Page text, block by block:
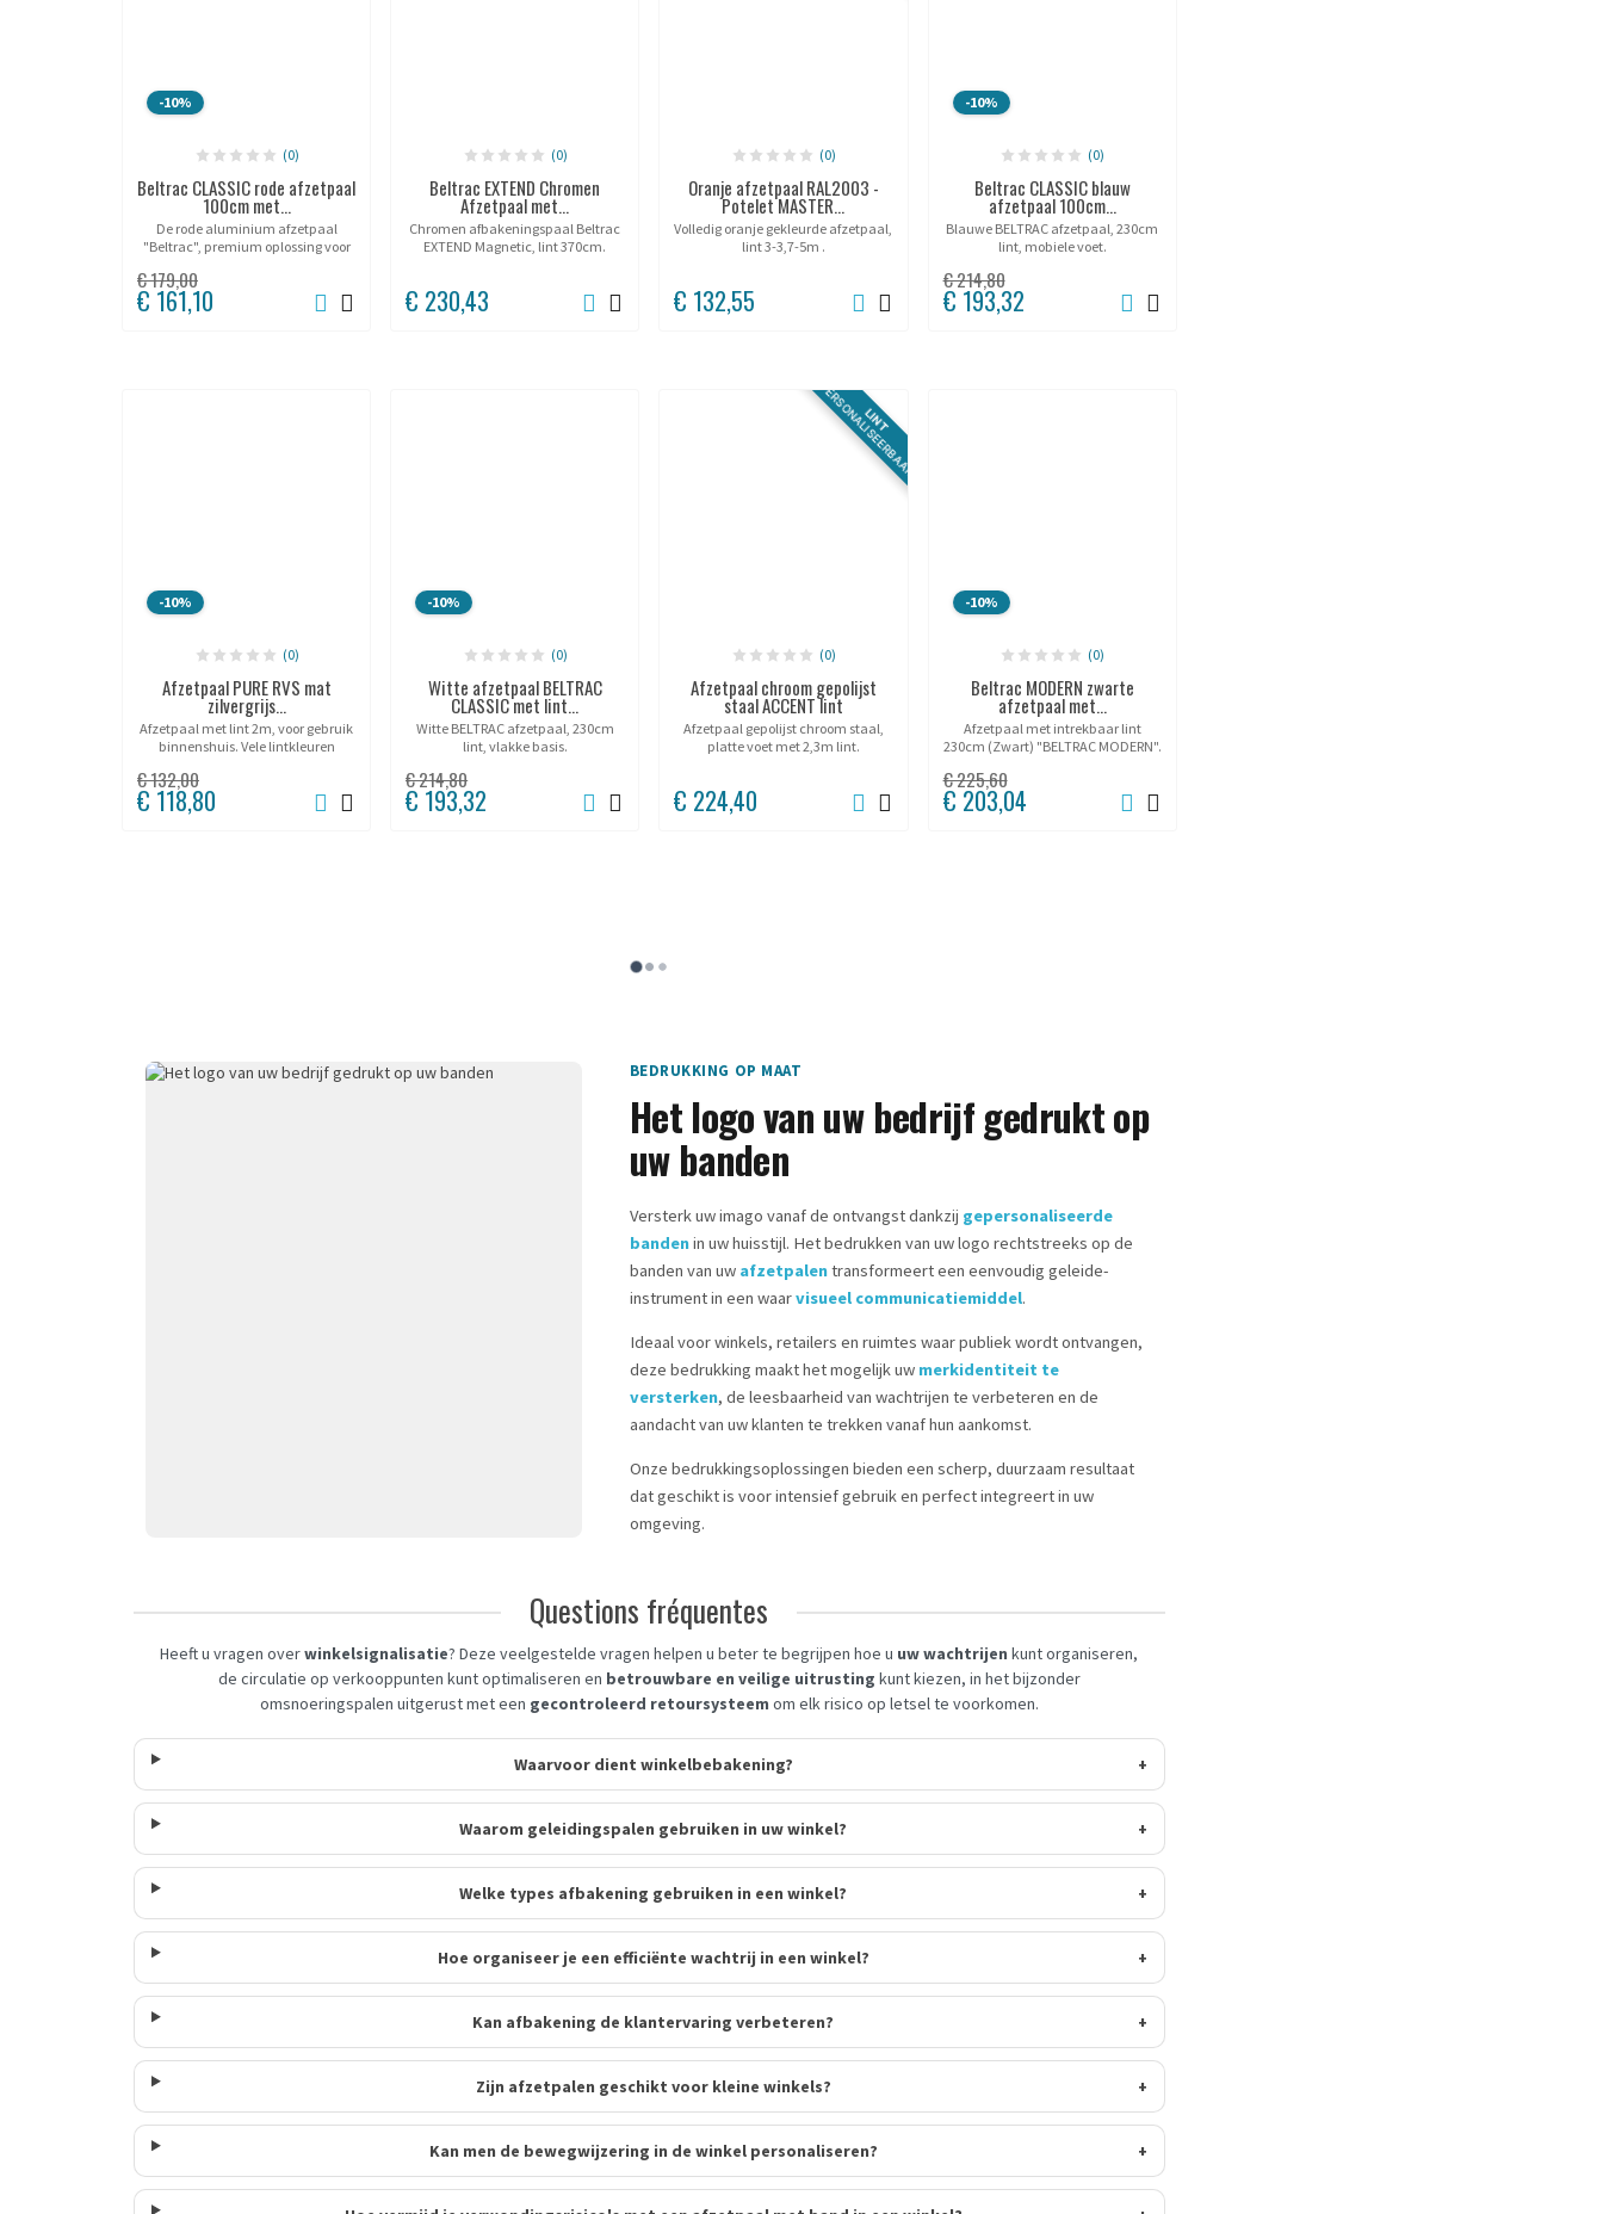
-10%
(0)
Beltrac CLASSIC rode afzetpaal
100cm met...
De rode aluminium afzetpaal
"Beltrac", premium oplossing voor
€ 179,00
€ 161,10
(0)
Beltrac EXTEND Chromen
Afzetpaal met...
Chromen afbakeningspaal Beltrac
EXTEND Magnetic, lint 370cm.
€ 230,43
(0)
Oranje afzetpaal RAL2003 -
Potelet MASTER...
Volledig oranje gekleurde afzetpaal,
lint 3-3,7-5m .
€ 132,55
-10%
(0)
Beltrac CLASSIC blauw
afzetpaal 100cm...
Blauwe BELTRAC afzetpaal, 230cm
lint, mobiele voet.
€ 214,80
€ 193,32
-10%
(0)
Afzetpaal PURE RVS mat
zilvergrijs...
Afzetpaal met lint 2m, voor gebruik
binnenshuis. Vele lintkleuren
€ 132,00
€ 118,80
-10%
(0)
Witte afzetpaal BELTRAC
CLASSIC met lint...
Witte BELTRAC afzetpaal, 230cm
lint, vlakke basis.
€ 214,80
€ 193,32
LINT
PERSONALISEERBAAR
(0)
Afzetpaal chroom gepolijst
staal ACCENT lint
Afzetpaal gepolijst chroom staal,
platte voet met 2,3m lint.
€ 224,40
-10%
(0)
Beltrac MODERN zwarte
afzetpaal met...
Afzetpaal met intrekbaar lint
230cm (Zwart) "BELTRAC MODERN".
€ 225,60
€ 203,04
BEDRUKKING OP MAAT
Het logo van uw bedrijf gedrukt op
uw banden
Versterk uw imago vanaf de ontvangst dankzij gepersonaliseerde
bandenin uw huisstijl. Het bedrukken van uw logo rechtstreeks op de
banden van uw afzetpalentransformeert een eenvoudig geleide-
instrument in een waarvisueel communicatiemiddel.
Ideaal voor winkels, retailers en ruimtes waar publiek wordt ontvangen,
deze bedrukking maakt het mogelijk uw merkidentiteit te
versterken, de leesbaarheid van wachtrijen te verbeteren en de
aandacht van uw klanten te trekken vanaf hun aankomst.
Onze bedrukkingsoplossingen bieden een scherp, duurzaam resultaat
dat geschikt is voor intensief gebruik en perfect integreert in uw
omgeving.
Questions fréquentes
Heeft u vragen overwinkelsignalisatie? Deze veelgestelde vragen helpen u beter te begrijpen hoe u uw wachtrijen kunt organiseren,
de circulatie op verkooppunten kunt optimaliseren en betrouwbare en veilige uitrusting kunt kiezen, in het bijzonder
omsnoeringspalen uitgerust met een gecontroleerd retoursysteem om elk risico op letsel te voorkomen.
Waarvoor dient winkelbebakening? +
Waarom geleidingspalen gebruiken in uw winkel? +
Welke types afbakening gebruiken in een winkel? +
Hoe organiseer je een efficiënte wachtrij in een winkel? +
Kan afbakening de klantervaring verbeteren? +
Zijn afzetpalen geschikt voor kleine winkels? +
Kan men de bewegwijzering in de winkel personaliseren? +